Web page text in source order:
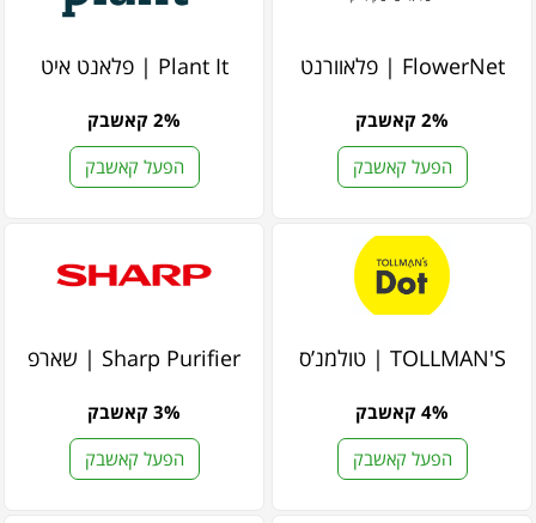
FlowerNet | פלאוורנט
2% קאשבק
הפעל קאשבק
Plant It | פלאנט איט
2% קאשבק
הפעל קאשבק
TOLLMAN'S | טולמנ’ס
4% קאשבק
הפעל קאשבק
Sharp Purifier | שארפ
3% קאשבק
הפעל קאשבק